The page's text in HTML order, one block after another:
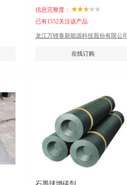
信息完整度：
已有1552关注该产品
龙江万锂泰新能源科技股份有限公
在线订购